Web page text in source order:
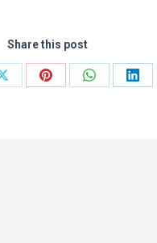
Share this post
Share
Share
Share
Share